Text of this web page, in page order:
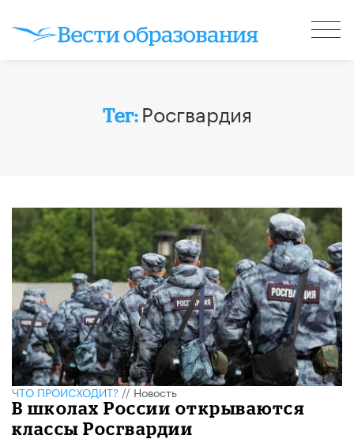
Тег: Росгвардия
ЧТО ПРОИСХОДИТ?//Новость
В школах России открываются
классы Росгвардии